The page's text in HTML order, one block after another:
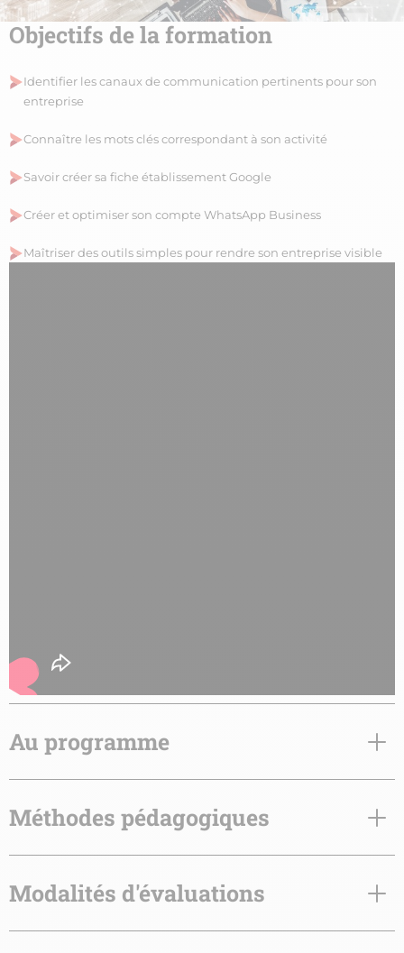
Objectifs de la formation
Identifier les canaux de communication pertinents pour son
entreprise
Connaître les mots clés correspondant à son activité
Savoir créer sa fiche établissement Google
Créer et optimiser son compte WhatsApp Business
Maîtriser des outils simples pour rendre son entreprise visible
Au programme
Méthodes pédagogiques
Modalités d'évaluations